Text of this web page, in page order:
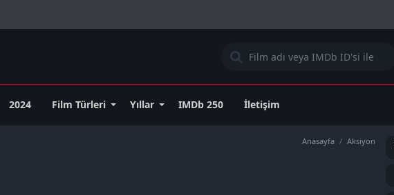
2024 Film Türleri Yıllar IMDb 250 İletişim
Anasayfa Aksiyon